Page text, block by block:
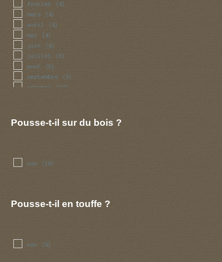
fevrier (4)
mars (4)
avril (4)
mai (4)
juin (4)
juillet (6)
aout (8)
septembre (9)
octobre (10)
Pousse-t-il sur du bois ?
non (10)
Pousse-t-il en touffe ?
non (9)